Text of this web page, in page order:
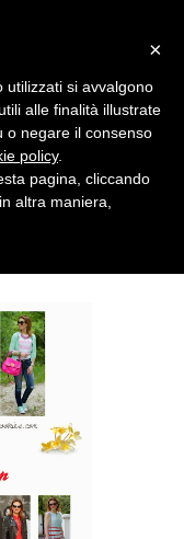
×
utilizzati si avvalgono
alle finalità illustrate
o negare il consenso
policy.
pagina, cliccando
altra maniera,